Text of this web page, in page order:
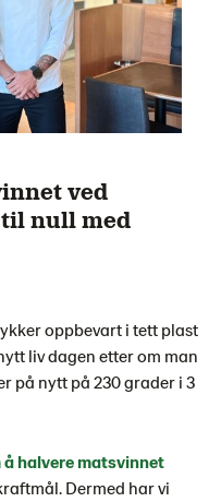
ved
null med
oppbevart i tett plast
liv dagen etter om man
på nytt på 230 grader i 3
halvere matsvinnet
Dermed har vi